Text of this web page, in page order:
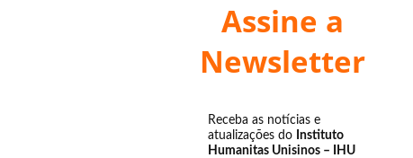
Assine a
Newsletter
Receba as notícias e
atualizações do Instituto
Humanitas Unisinos – IHU